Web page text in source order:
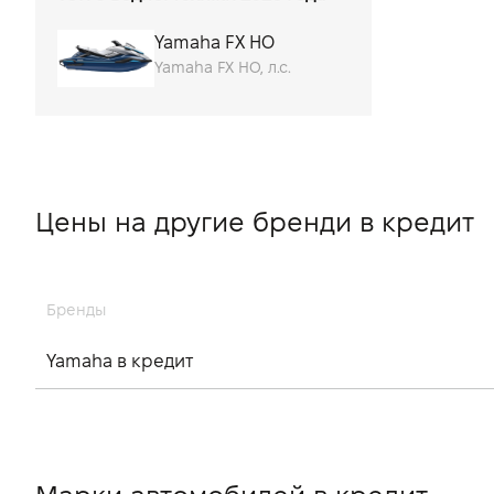
от 300
от 4 до 8
Yamaha FX HO
Yamaha FX HO, л.с.
Цены на другие бренди в кредит
Бренды
Yamaha в кредит